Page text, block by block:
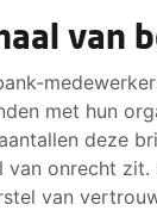
van
met hun
deze
van onrecht
van